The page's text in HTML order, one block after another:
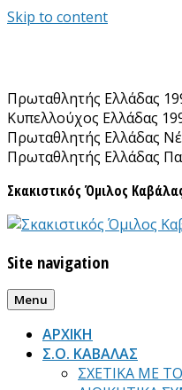
Skip to content
Πρωταθλητής Ελλάδας
Κυπελλούχος Ελλάδας
Πρωταθλητής Ελλάδας
Πρωταθλητής Ελλάδας
Σκακιστικός Όμιλος
Site navigation
Menu
ΑΡΧΙΚΗ
Σ.Ο. ΚΑΒΑΛΑΣ
ΣΧΕΤΙΚΑ ΜΕ